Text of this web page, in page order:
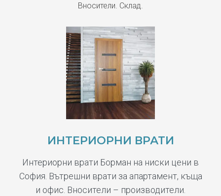
Вносители. Склад.
ИНТЕРИОРНИ ВРАТИ
Интериорни врати Борман на ниски цени в
София. Вътрешни врати за апартамент, къща
и офис. Вносители – производители.